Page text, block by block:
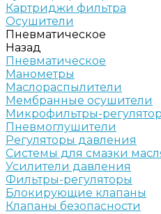
Картриджи фильтра
Осушители
Пневматическое
Назад
Пневматическое
Манометры
Маслораспылители
Мембранные осушители
Микрофильтры-
Пневмоглушители
Регуляторы давления
Системы для смазки
Усилители давления
Фильтры-регуляторы
Блокирующие клапаны
Клапаны безопасности